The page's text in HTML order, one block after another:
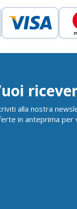
alla nostra
in anteprima per